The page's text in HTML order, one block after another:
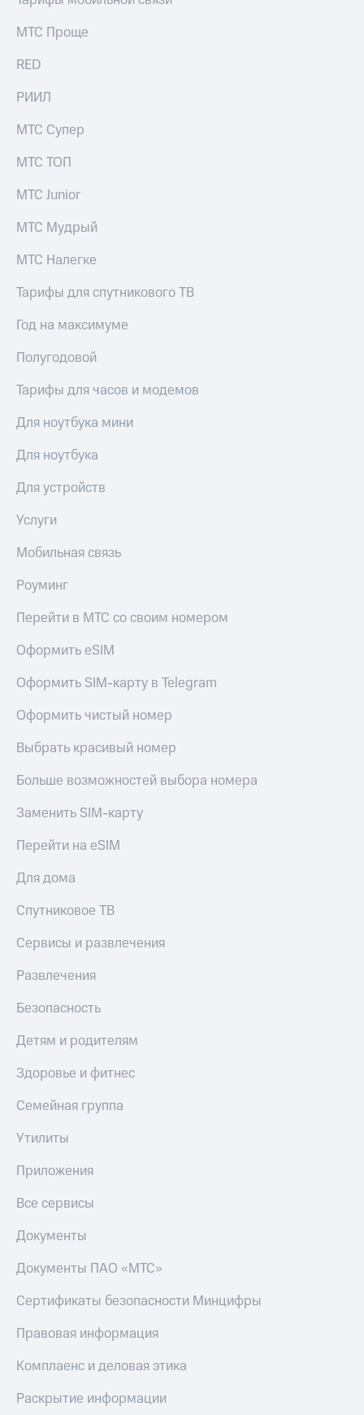
МТС Проще
RED
РИИЛ
МТС Супер
МТС ТОП
МТС Junior
МТС Мудрый
МТС Налегке
Тарифы для спутникового ТВ
Год на максимуме
Полугодовой
Тарифы для часов и модемов
Для ноутбука мини
Для ноутбука
Для устройств
Услуги
Мобильная связь
Роуминг
Перейти в МТС со своим номером
Оформить eSIM
Оформить SIM-карту в Telegram
Оформить чистый номер
Выбрать красивый номер
Больше возможностей выбора номера
Заменить SIM-карту
Перейти на eSIM
Для дома
Спутниковое ТВ
Сервисы и развлечения
Развлечения
Безопасность
Детям и родителям
Здоровье и фитнес
Семейная группа
Утилиты
Приложения
Все сервисы
Документы
Документы ПАО «МТС»
Сертификаты безопасности Минцифры
Правовая информация
Комплаенс и деловая этика
Раскрытие информации